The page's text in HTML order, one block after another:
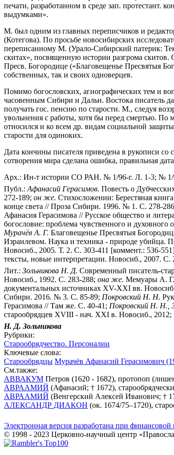
печати, разработанном в среде зап. протестант.
выдумками».
М. был одним из главных переписчиков и
(Котегова). По просьбе новосибирских
переписанному М. (Урало-Сибирский патерик:
скитах», посвященную истории разгрома скитов.
Пресв. Богородице («Благовещенье Пресвятыя
собственных, так и своих одноверцев.
Помимо богословских, агиографических тем и
часовенным Сибири и Дальн. Востока писатель
получать гос. пенсию по старости. М., следуя
увольнения с работы, хотя бы перед смертью.
относился и ко всем др. видам социальной
старости для одиноких.
Дата кончины писателя приведена в рукописи
сотворения мира сделана ошибка, правильная дата
Арх.: Ин-т истории СО РАН. № 1/96-г. Л. 1-3; №
Публ.: Афанасий Герасимов. Повесть о
272-189; он же. Стихосложении: Берестяная
конце света // Проза Сибири. 1996. № 1. С. 278-
Афанасия Герасимова // Русское общество и
богословие: проблема чувственного и
Мурачёв А. Г. Благовещенье Пресвятыя
Израилевом. Наука и техника - природе убийца.
Новосиб., 2005. Т. 2. С. 303-411 [коммент.: 536-
тексты, новые интерпретации. Новосиб., 2007. С.
Лит.: Зольникова Н. Д. Современный писатель-
Новосиб., 1992. С. 283-288; она же. Мемуары А. Г.
документальных источниках XV-XXI вв.
Сибири. 2016. № 3. С. 85-89; Покровский Н. Н.
Герасимова // Там же. С. 40-41; Покровский Н. Н.,
старообрядцев XVIII - нач. XXI в. Новосиб.,
Н. Д. Зольникова
Рубрики:
Старообрядчество. Персоналии
Ключевые слова:
Старообрядцы Мурачёв Афанасий Герасимович
См.также:
АВВАКУМ Петров (1620 - 1682), протопоп
АВРААМИЙ (Афанасий; † 1672),
АВРААМИЙ (Венгерский Алексей Иванович; †
АЛЕКСАНДР ДИАКОН (ок. 1674/75–1720),
Электронная версия разработана при
© 1998 - 2023 Церковно-научный центр